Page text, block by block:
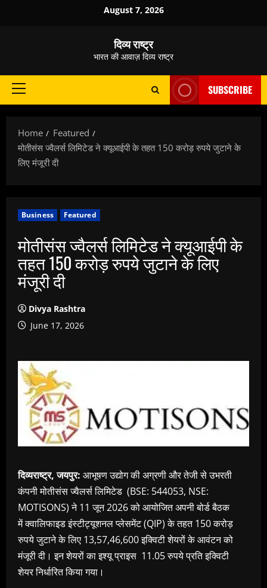
August 7, 2026
दिव्य राष्ट्र
भारत की आवाज़ दिव्य राष्ट्र
Primary
SUBSCRIBE
Home
Featured
मोतीसंस ज्वैलर्स लिमिटेड ने क्यूआईपी के तहत 150 करोड़ रुपये जुटाने के
लिए मंजूरी दी
Business Featured
मोतीसंस ज्वैलर्स लिमिटेड ने क्यूआईपी के
तहत 150 करोड़ रुपये जुटाने के लिए
मंजूरी दी
Divya Rashtra
June 17, 2026
दिव्यराष्ट्र, जयपुर: आभूषण उद्योग की अग्रणी और तेजी से उभरती
कंपनीमोतीसंस ज्वैलर्स लिमिटेड (BSE: 544053, NSE:
MOTISONS)ने11जून2026को आयोजित अपनी बोर्ड बैठक
मेंक्वालिफाइड इंस्टीट्यूशनल प्लेसमेंट (QIP)के तहत150करोड़
रुपये जुटाने के लिए 13,57,46,600इक्विटी शेयरोंके आवंटन को
मंजूरी दी। इन शेयरों का इश्यू प्राइस 11.05रुपये प्रति इक्विटी
शेयरनिर्धारित किया गया।